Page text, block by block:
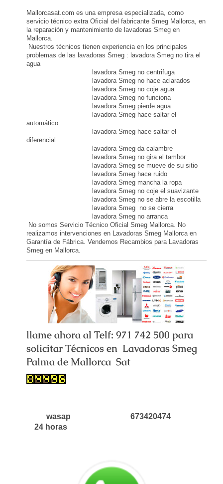
Mallorcasat.com es una empresa especializada, como
servicio técnico extra Oficial del fabricante Smeg Mallorca, en
la reparación y mantenimiento de lavadoras Smeg en
Mallorca.
Nuestros técnicos tienen experiencia en los principales
problemas de las lavadoras Smeg : lavadora Smeg no tira el
agua
lavadora Smeg no centrifuga
lavadora Smeg no hace aclarados
lavadora Smeg no coje agua
lavadora Smeg no funciona
lavadora Smeg pierde agua
lavadora Smeg hace saltar el
automático
lavadora Smeg hace saltar el
diferencial
lavadora Smeg da calambre
lavadora Smeg no gira el tambor
lavadora Smeg se mueve de su sitio
lavadora Smeg hace ruido
lavadora Smeg mancha la ropa
lavadora Smeg no coje el suavizante
lavadora Smeg no se abre la escotilla
lavadora Smeg no se cierra
lavadora Smeg no arranca
No somos Servicio Técnico Oficial Smeg Mallorca. No
realizamos intervenciones en Lavadoras Smeg Mallorca en
Garantía de Fábrica. Vendemos Recambios para Lavadoras
Smeg en Mallorca.
llame ahora al Telf: 971 742 500 para
solicitar Técnicos en Lavadoras Smeg
Palma de Mallorca Sat
wasap 673420474
24 horas